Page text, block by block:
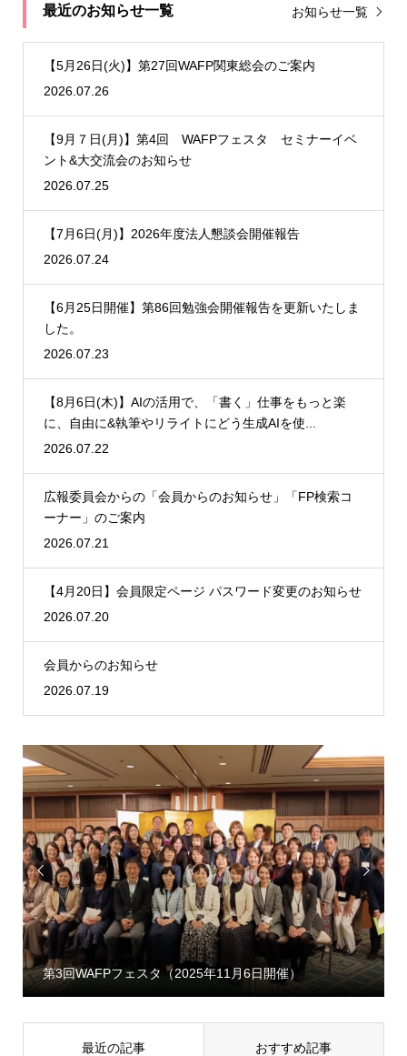
最近のお知らせ一覧 お知らせ一覧
【5月26日(火)】第27回WAFP関東総会のご案内
2026.07.26
【9月７日(月)】第4回 WAFPフェスタ セミナーイベ
ント&大交流会のお知らせ
2026.07.25
【7月6日(月)】2026年度法人懇談会開催報告
2026.07.24
【6月25日開催】第86回勉強会開催報告を更新いたしま
した。
2026.07.23
【8月6日(木)】AIの活用で、「書く」仕事をもっと楽
に、自由に&執筆やリライトにどう生成AIを使...
2026.07.22
広報委員会からの「会員からのお知らせ」「FP検索コ
ーナー」のご案内
2026.07.21
【4月20日】会員限定ページ パスワード変更のお知らせ
2026.07.20
会員からのお知らせ
2026.07.19

第3回WAFPフェスタ（2025年11月6日開催）

最近の記事 おすすめ記事